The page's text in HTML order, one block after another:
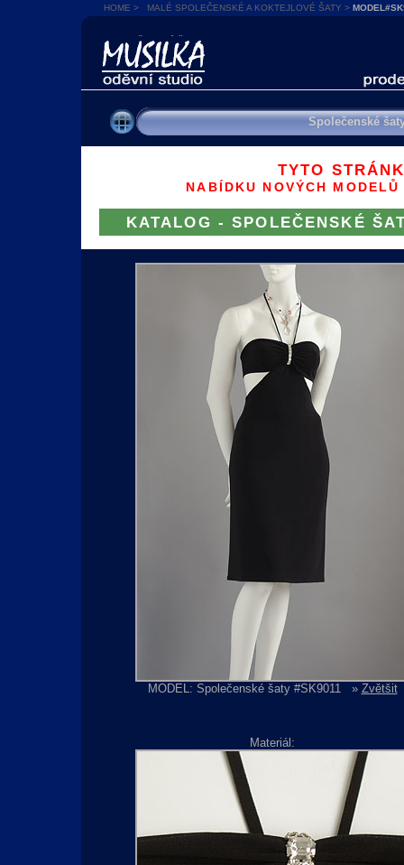
MALÉ SPOLEČENSKÉ A KOKTEJLOVÉ ŠATY >
SPOLEČENSKÉ ŠATY
Společenské
TYTO
NABÍDKU NOVÝCH
KATALOG - SPOLEČENSKÉ
MODEL: Společenské šaty #SK9011 » Zvětšit
Materiál:
HOME >